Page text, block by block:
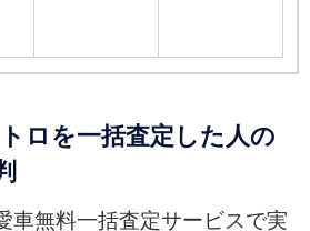
ロを一括査定した人の
車無料一括査定サービスで実